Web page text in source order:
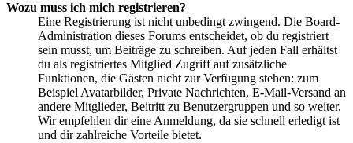
Wozu muss ich mich registrieren?
Eine Registrierung ist nicht unbedingt zwingend. Die Board-
Administration dieses Forums entscheidet, ob du registriert
sein musst, um Beiträge zu schreiben. Auf jeden Fall erhältst
du als registriertes Mitglied Zugriff auf zusätzliche
Funktionen, die Gästen nicht zur Verfügung stehen: zum
Beispiel Avatarbilder, Private Nachrichten, E-Mail-Versand an
andere Mitglieder, Beitritt zu Benutzergruppen und so weiter.
Wir empfehlen dir eine Anmeldung, da sie schnell erledigt ist
und dir zahlreiche Vorteile bietet.